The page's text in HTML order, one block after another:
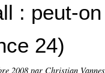
: peut-
24)
2008 par Christian